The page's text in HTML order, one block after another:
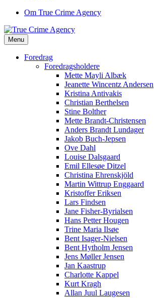
Om True Crime Agency
Menu
Foredrag
Foredragsholdere
Mette Mayli Albæk
Jeanette Wincentz Andersen
Kristina Antivakis
Christian Berthelsen
Stine Bolther
Mette Brandt-Christensen
Anders Brandt Lundager
Jakob Buch-Jepsen
Ove Dahl
Louise Dalsgaard
Emil Ellesøe Ditzel
Christina Ehrenskjöld
Martin Wittrup Enggaard
Kristoffer Eriksen
Lars Findsen
Jane Fisher-Byrialsen
Hans Petter Hougen
Trine Maria Ilsøe
Bent Isager-Nielsen
Bent Hytholm Jensen
Jens Møller Jensen
Jan Kaastrup
Charlotte Kappel
Kurt Kragh
Allan Juul Laugesen